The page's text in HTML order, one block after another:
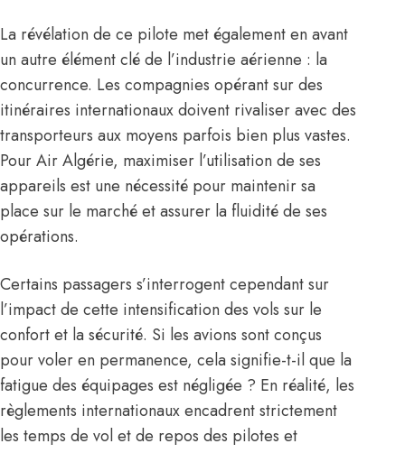
La révélation de ce pilote met également en avant
un autre élément clé de l’industrie aérienne : la
concurrence. Les compagnies opérant sur des
itinéraires internationaux doivent rivaliser avec des
transporteurs aux moyens parfois bien plus vastes.
Pour Air Algérie, maximiser l’utilisation de ses
appareils est une nécessité pour maintenir sa
place sur le marché et assurer la fluidité de ses
opérations.
Certains passagers s’interrogent cependant sur
l’impact de cette intensification des vols sur le
confort et la sécurité. Si les avions sont conçus
pour voler en permanence, cela signifie-t-il que la
fatigue des équipages est négligée ? En réalité, les
règlements internationaux encadrent strictement
les temps de vol et de repos des pilotes et